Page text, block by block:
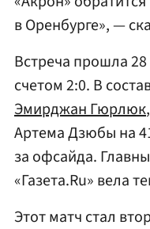
в Оренбурге», —
Встреча прошла
счетом 2:0. В
Эмирджан Гюрлюк
Артема Дзюбы на
за офсайда.
«Газета.Ru» вела
Этот матч стал